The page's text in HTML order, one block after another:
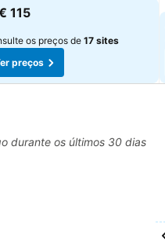
preços
115
os preços de 17 sites
preços
durante os últimos 30 dias